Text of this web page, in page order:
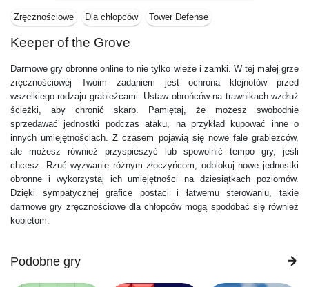
Zręcznościowe Dla chłopców Tower Defense
Keeper of the Grove
Darmowe gry obronne online to nie tylko wieże i zamki. W tej małej grze
zręcznościowej Twoim zadaniem jest ochrona klejnotów przed
wszelkiego rodzaju grabieżcami. Ustaw obrońców na trawnikach wzdłuż
ścieżki, aby chronić skarb. Pamiętaj, że możesz swobodnie
sprzedawać jednostki podczas ataku, na przykład kupować inne o
innych umiejętnościach. Z czasem pojawią się nowe fale grabieżców,
ale możesz również przyspieszyć lub spowolnić tempo gry, jeśli
chcesz. Rzuć wyzwanie różnym złoczyńcom, odblokuj nowe jednostki
obronne i wykorzystaj ich umiejętności na dziesiątkach poziomów.
Dzięki sympatycznej grafice postaci i łatwemu sterowaniu, takie
darmowe gry zręcznościowe dla chłopców mogą spodobać się również
kobietom.
Podobne gry